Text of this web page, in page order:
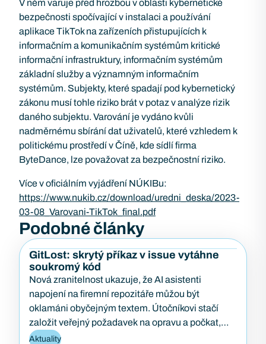
V něm varuje před hrozbou v oblasti kybernetické
bezpečnosti spočívající v instalaci a používání
aplikace TikTok na zařízeních přistupujících k
informačním a komunikačním systémům kritické
informační infrastruktury, informačním systémům
základní služby a významným informačním
systémům. Subjekty, které spadají pod kybernetický
zákonu musí tohle riziko brát v potaz v analýze rizik
daného subjektu. Varování je vydáno kvůli
nadměrnému sbírání dat uživatelů, které vzhledem k
politickému prostředí v Číně, kde sídlí firma
ByteDance, lze považovat za bezpečnostní riziko.
Více v oficiálním vyjádření NÚKIBu:
https://www.nukib.cz/download/uredni_deska/2023-
03-08_Varovani-TikTok_final.pdf
Podobné články
GitLost: skrytý příkaz v issue vytáhne
soukromý kód
Nová zranitelnost ukazuje, že AI asistenti
napojení na firemní repozitáře můžou být
oklamáni obyčejným textem. Útočníkovi stačí
založit veřejný požadavek na opravu a počkat,
až…
Aktuality